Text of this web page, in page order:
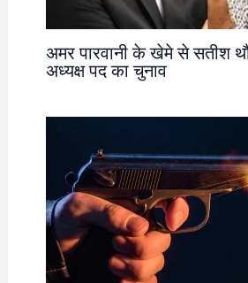
अमर पारवानी के खेमे से सतीश
अध्यक्ष पद का चुनाव